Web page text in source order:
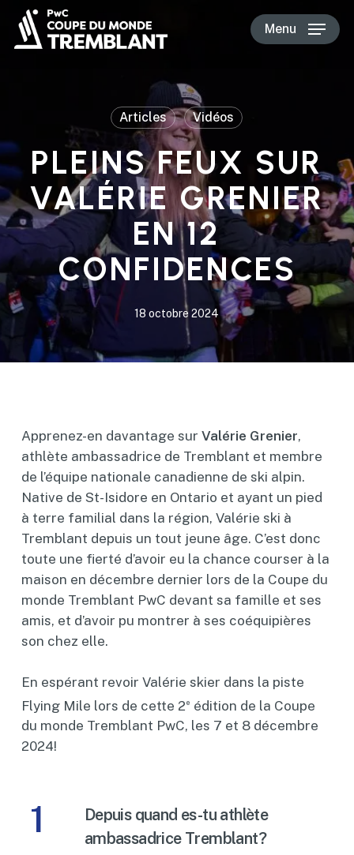
main
Menu
Articles Vidéos
PLEINS FEUX SUR
VALÉRIE GRENIER
EN 12
CONFIDENCES
18 octobre 2024
Apprenez-en davantage sur Valérie Grenier,
athlète ambassadrice de Tremblant et membre
de l’équipe nationale canadienne de ski alpin.
Native de St-Isidore en Ontario et ayant un pied
à terre familial dans la région, Valérie ski à
Tremblant depuis un tout jeune âge. C’est donc
toute une fierté d’avoir eu la chance courser à la
maison en décembre dernier lors de la Coupe du
monde Tremblant PwC devant sa famille et ses
amis, et d’avoir pu montrer à ses coéquipières
son chez elle.
En espérant revoir Valérie skier dans la piste
Flying Mile lors de cette 2 e édition de la Coupe
du monde Tremblant PwC, les 7 et 8 décembre
2024!
1
Depuis quand es-tu athlète
ambassadrice Tremblant?